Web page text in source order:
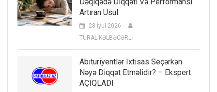
Artıran Üsul
28 İyul 2026
TURAL KƏLBƏCƏRLİ
Abituriyentlər Ixtisas Seçərkən
Nəyə Diqqət Etməlidir? – Ekspert
AÇIQLADI